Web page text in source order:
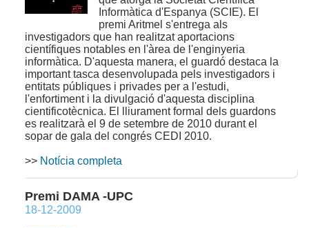
Informàtica d'Espanya (SCIE). El
premi Aritmel s'entrega als
investigadors que han realitzat aportacions
científiques notables en l'àrea de l'enginyeria
informàtica. D'aquesta manera, el guardó destaca la
important tasca desenvolupada pels investigadors i
entitats públiques i privades per a l'estudi,
l'enfortiment i la divulgació d'aquesta disciplina
cientificotècnica. El lliurament formal dels guardons
es realitzarà el 9 de setembre de 2010 durant el
sopar de gala del congrés CEDI 2010.
>> Notícia completa
Premi DAMA -UPC
18-12-2009